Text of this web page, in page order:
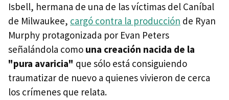
Isbell, hermana de una de las víctimas del Caníbal
de Milwaukee, cargó contra la producción de Ryan
Murphy protagonizada por Evan Peters
señalándola como una creación nacida de la
"pura avaricia" que sólo está consiguiendo
traumatizar de nuevo a quienes vivieron de cerca
los crímenes que relata.